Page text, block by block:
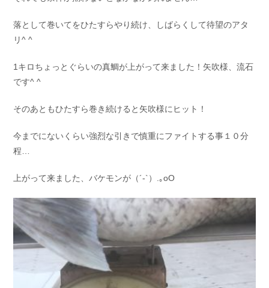
落として巻いてをひたすらやり続け、しばらくして待望のアタ
リ^ ^
1キロちょっとぐらいの真鯛が上がって来ました！矢吹様、流石
です^ ^
そのあともひたすら巻き続けると矢吹様にヒット！
今までにないくらい強烈な引きで慎重にファイトする事１０分
程…
上がって来ました、バケモンが（´-`）.｡oO